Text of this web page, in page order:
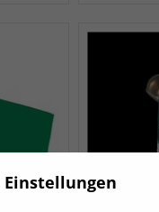
Einstellungen